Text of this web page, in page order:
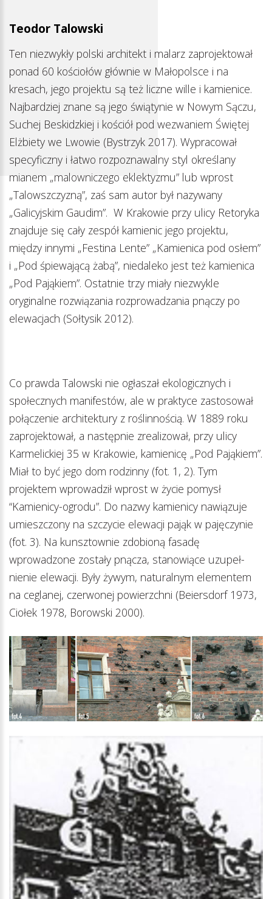
Teodor Talowski
Ten niezwykły polski architekt i malarz zaprojektował
ponad 60 kościołów głównie w Małopolsce i na
kresach, jego projektu są też liczne wille i kamienice.
Najbardziej znane są jego świątynie w Nowym Sączu,
Suchej Beskidzkiej i kościół pod wezwaniem Świętej
Elżbiety we Lwowie (Bystrzyk 2017). Wypracował
specyficzny i łatwo rozpoznawalny styl określany
mianem „malowniczego eklektyzmu” lub wprost
„Talowszczyzną”, zaś sam autor był nazywany
„Galicyjskim Gaudim”. W Krakowie przy ulicy Retoryka
znajduje się cały zespół kamienic jego projektu,
między innymi „Festina Lente” „Kamienica pod osłem”
i „Pod śpiewającą żabą”, niedaleko jest też kamienica
„Pod Pająkiem”. Ostatnie trzy miały niezwykle
oryginalne rozwiązania rozprowadzania pnączy po
elewacjach (Sołtysik 2012).
Co prawda Talowski nie ogłaszał ekologicznych i
społecznych manifestów, ale w praktyce zastosował
połączenie architektury z roślinnością. W 1889 roku
zaprojektował, a następnie zrealizował, przy ulicy
Karmelickiej 35 w Krakowie, kamienicę „Pod Pająkiem”.
Miał to być jego dom rodzinny (fot. 1, 2). Tym
projektem wprowadził wprost w życie pomysł
“Kamienicy-ogrodu”. Do nazwy kamienicy nawiązuje
umieszczony na szczycie elewacji pająk w pajęczynie
(fot. 3). Na kunsztownie zdobioną fasadę
wprowadzone zostały pnącza, stanowiące uzupeł­
nienie elewacji. Były żywym, naturalnym elementem
na ceglanej, czerwonej powierzchni (Beiersdorf 1973,
Ciołek 1978, Borowski 2000).